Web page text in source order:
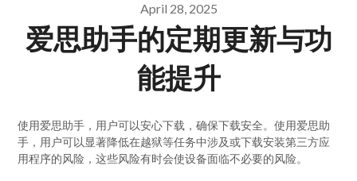
April 28, 2025
爱思助手的定期更新与功
能提升
使用爱思助手，用户可以安心下载，确保下载安全。使用爱思助
手，用户可以显著降低在越狱等任务中涉及或下载安装第三方应
用程序的风险，这些风险有时会使设备面临不必要的风险。